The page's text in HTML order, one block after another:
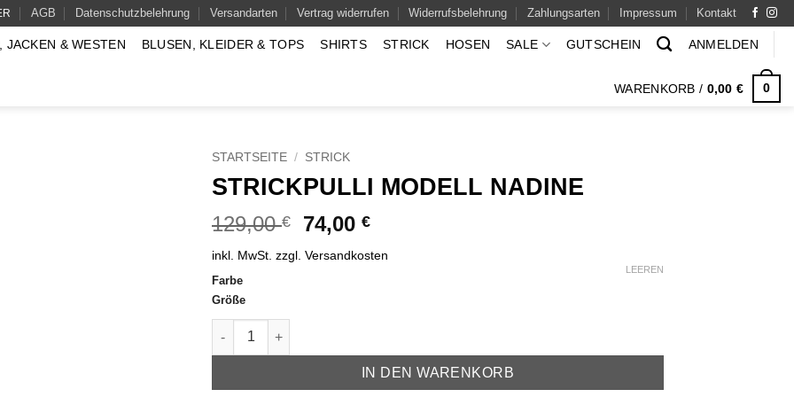
AGB Datenschutzbelehrung Versandarten Vertrag widerrufen Widerrufsbelehrung Zahlungsarten Impressum Kontakt
JACKEN & WESTEN BLUSEN, KLEIDER & TOPS SHIRTS STRICK HOSEN SALE GUTSCHEIN ANMELDEN
WARENKORB / 0,00€ 0
STARTSEITE / STRICK
STRICKPULLI MODELL NADINE
129,00€
Ursprünglicher
war:
74,00€Aktueller
ist:
inkl. MwSt. zzgl. Versandkosten
Farbe
Größe
LEEREN
Strickpulli Modell Nadine Menge
IN DEN WARENKORB